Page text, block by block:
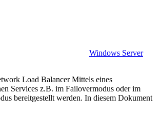
Windows Server
Load Balancer Mittels eines
Services z.B. im Failovermodus oder im
bereitgestellt werden. In diesem Dokument